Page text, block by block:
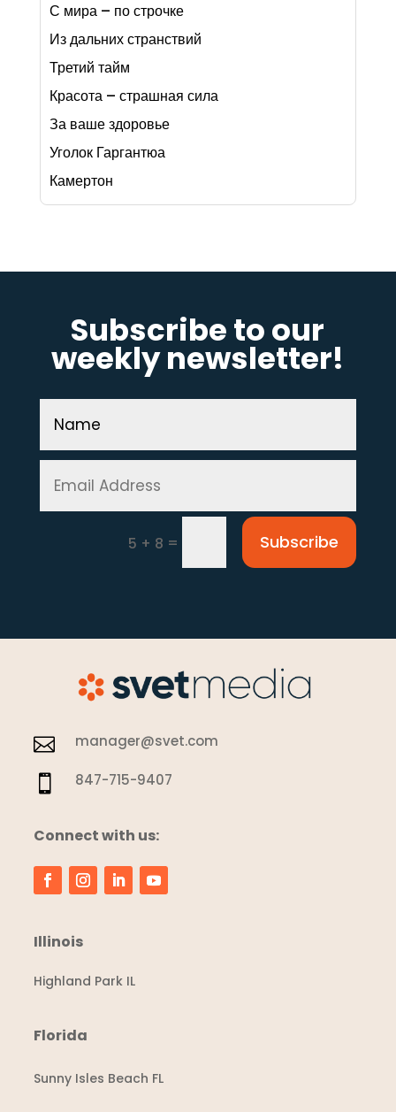
С мира – по строчке
Из дальних странствий
Третий тайм
Красота – страшная сила
За ваше здоровье
Уголок Гаргантюа
Камертон
Subscribe to our
weekly newsletter!
5 + 8 = Subscribe
 manager@svet.com
 847-715-9407
Connect with us:
Illinois
Highland Park IL
Florida
Sunny Isles Beach FL